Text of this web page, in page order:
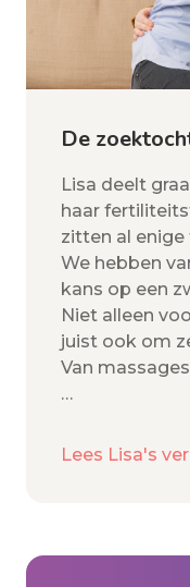
De
Lisa deelt
haar
zitten al
We hebben
kans op een
Niet alleen
juist ook om
Van
…
Lees Lisa's